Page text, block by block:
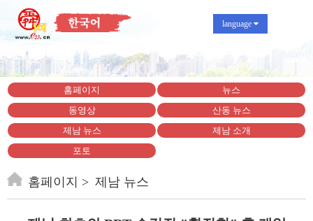
language
홈페이지
뉴스
동영상
산동 뉴스
제남 뉴스
제남 소개
포토
홈페이지 제남 뉴스